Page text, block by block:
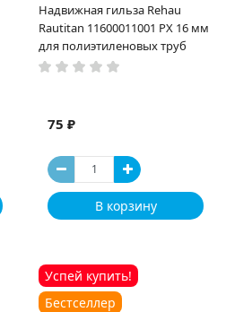
Надвижная гильза Rehau
Rautitan 11600011001 PX 16 мм
для полиэтиленовых труб
75 ₽
В корзину
Успей купить!
Бестселлер